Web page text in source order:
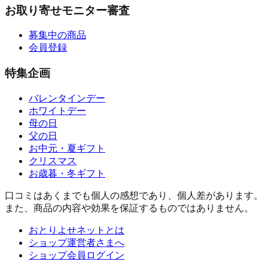
お取り寄せモニター審査
募集中の商品
会員登録
特集企画
バレンタインデー
ホワイトデー
母の日
父の日
お中元・夏ギフト
クリスマス
お歳暮・冬ギフト
口コミはあくまでも個人の感想であり、個人差があります。
また、商品の内容や効果を保証するものではありません。
おとりよせネットとは
ショップ運営者さまへ
ショップ会員ログイン